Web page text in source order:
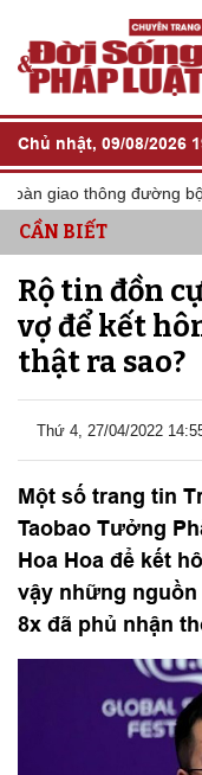
Chủ nhật, 09/08/2026
giao thông đường bộ
CẦN BIẾT
Rộ tin đồn
vợ để kết
thật ra sao?
Thứ 4, 27/04/2022
Một số trang tin
Taobao Tưởng
Hoa Hoa để kết
vậy những
8x đã phủ nhận